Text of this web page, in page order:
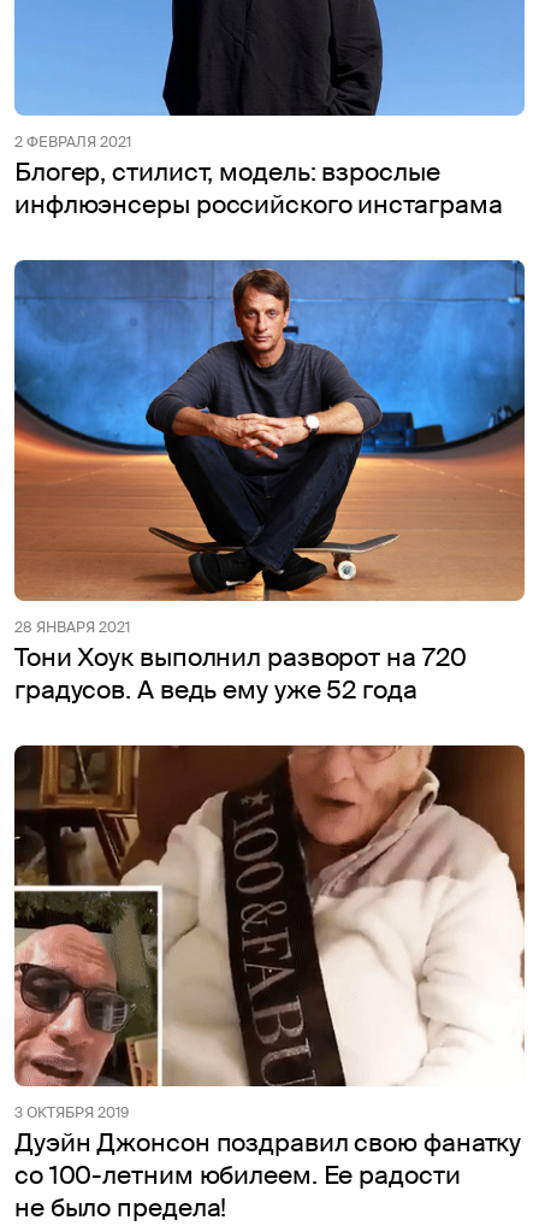
2 ФЕВРАЛЯ 2021
Блогер, стилист, модель: взрослые
инфлюэнсеры российского инстаграма
28 ЯНВАРЯ 2021
Тони Хоук выполнил разворот на 720
градусов. А ведь ему уже 52 года
3 ОКТЯБРЯ 2019
Дуэйн Джонсон поздравил свою фанатку
со 100-летним юбилеем. Ее радости
не было предела!